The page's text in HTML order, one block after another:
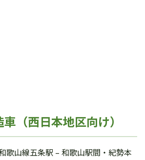
（西日本地区向け）
歌山線五条駅 – 和歌山駅間・紀勢本